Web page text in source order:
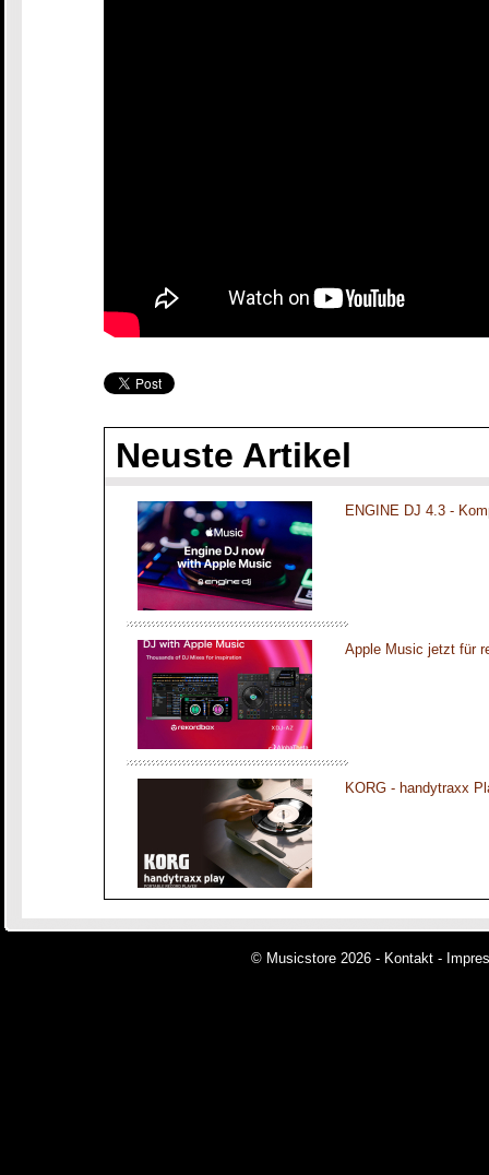
Neuste Artikel
ENGINE DJ 4.3 -
Apple Music jetzt für
KORG - handytraxx
© Musicstore 2026 - Kontakt -